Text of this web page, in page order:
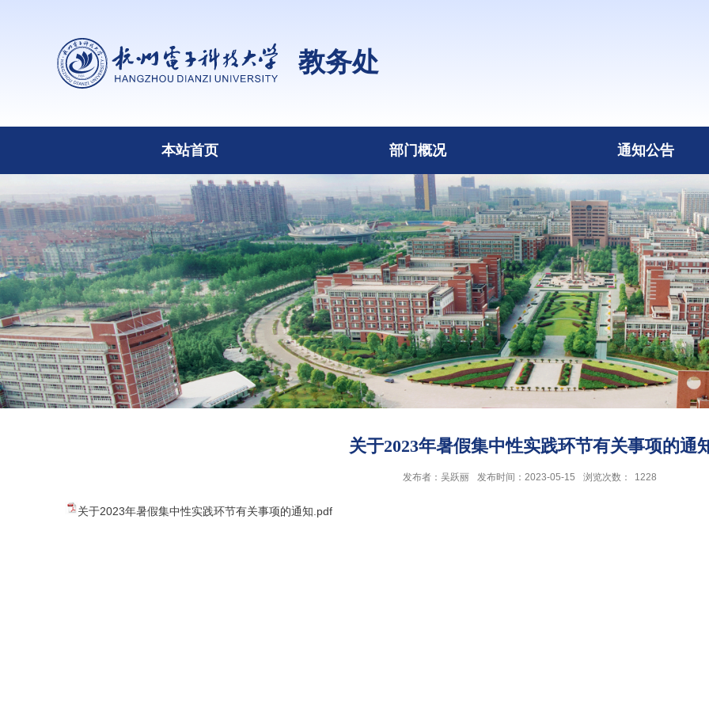
教务处
本站首页 部门概况 通知公告
关于2023年暑假集中性实践环节有关事项的通
发布者：吴跃丽 发布时间：2023-05-15 浏览次数： 1228
关于2023年暑假集中性实践环节有关事项的通知.pdf